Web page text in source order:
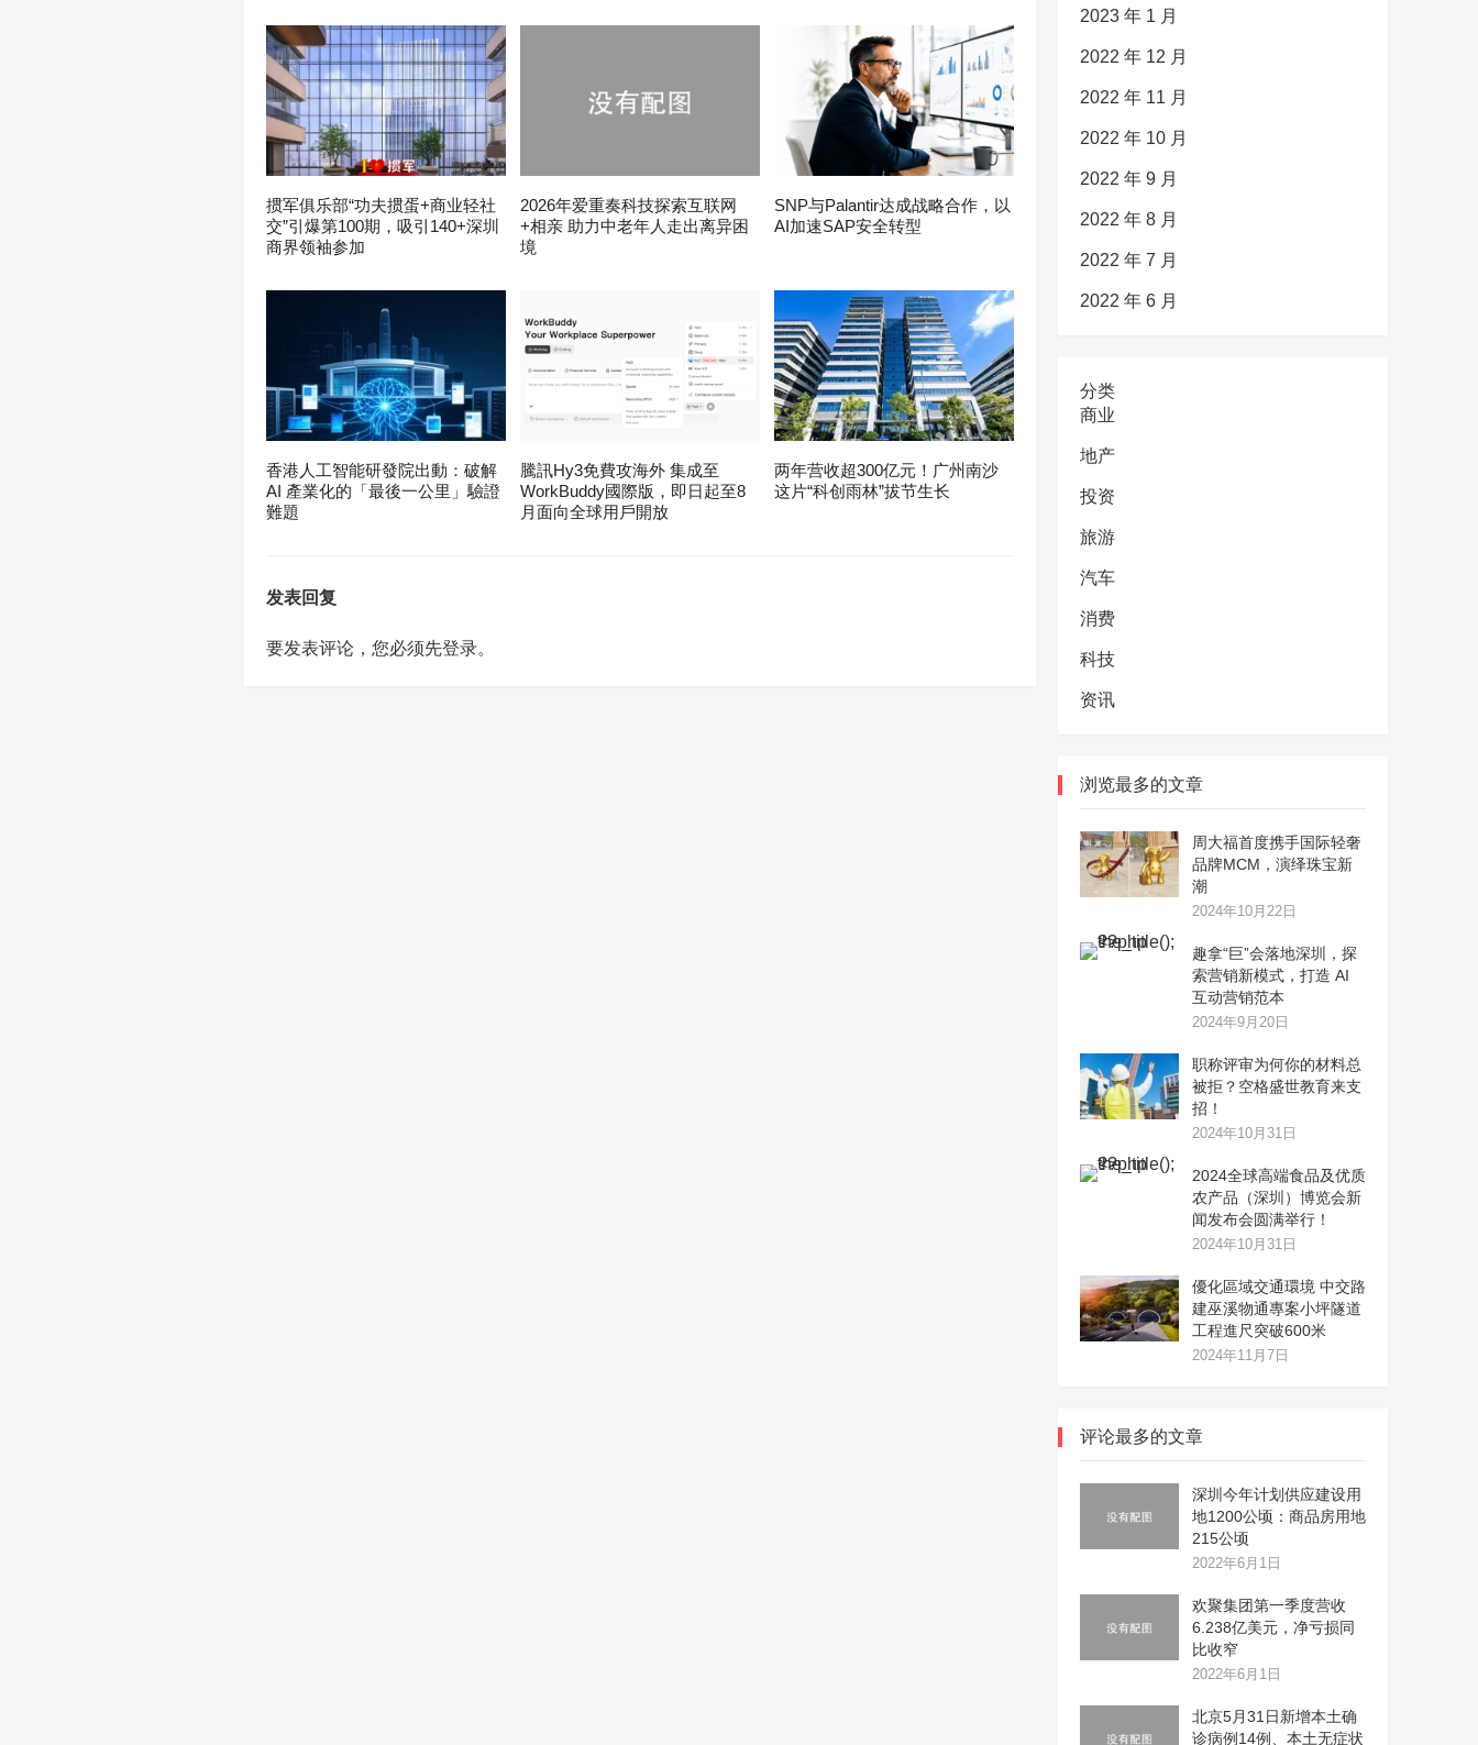
掼军俱乐部“功夫掼蛋+商业轻社
交”引爆第100期，吸引140+深圳
商界领袖参加
2026年爱重奏科技探索互联网
+相亲 助力中老年人走出离异困
境
SNP与Palantir达成战略合作，以
AI加速SAP安全转型
香港人工智能研發院出動：破解
AI 產業化的「最後一公里」驗證
難題
騰訊Hy3免費攻海外 集成至
WorkBuddy國際版，即日起至8
月面向全球用戶開放
两年营收超300亿元！广州南沙
这片“科创雨林”拔节生长
发表回复
要发表评论，您必须先登录。
2023 年 1 月
2022 年 12 月
2022 年 11 月
2022 年 10 月
2022 年 9 月
2022 年 8 月
2022 年 7 月
2022 年 6 月
分类
商业
地产
投资
旅游
汽车
消费
科技
资讯
浏览最多的文章
周大福首度携手国际轻奢
品牌MCM，演绎珠宝新
潮
2024年10月22日
趣拿“巨”会落地深圳，探
索营销新模式，打造 AI
互动营销范本
2024年9月20日
职称评审为何你的材料总
被拒？空格盛世教育来支
招！
2024年10月31日
2024全球高端食品及优质
农产品（深圳）博览会新
闻发布会圆满举行！
2024年10月31日
優化區域交通環境 中交路
建巫溪物通專案小坪隧道
工程進尺突破600米
2024年11月7日
评论最多的文章
深圳今年计划供应建设用
地1200公顷：商品房用地
215公顷
2022年6月1日
欢聚集团第一季度营收
6.238亿美元，净亏损同
比收窄
2022年6月1日
北京5月31日新增本土确
诊病例14例、本土无症状